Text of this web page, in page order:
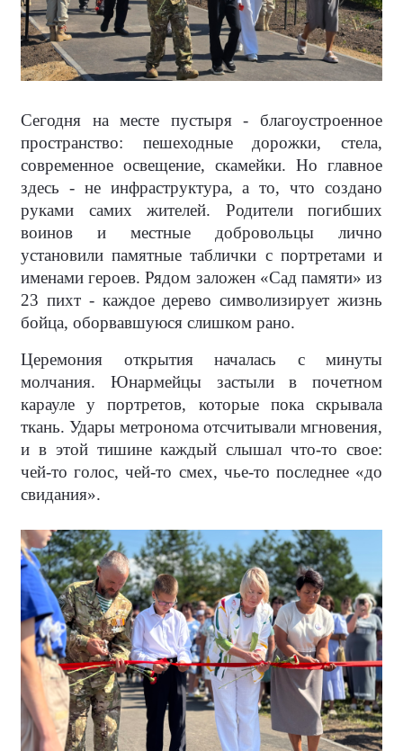
Сегодня на месте пустыря - благоустроенное
пространство: пешеходные дорожки, стела,
современное освещение, скамейки. Но главное
здесь - не инфраструктура, а то, что создано
руками самих жителей. Родители погибших
воинов и местные добровольцы лично
установили памятные таблички с портретами и
именами героев. Рядом заложен «Сад памяти» из
23 пихт - каждое дерево символизирует жизнь
бойца, оборвавшуюся слишком рано.
Церемония открытия началась с минуты
молчания. Юнармейцы застыли в почетном
карауле у портретов, которые пока скрывала
ткань. Удары метронома отсчитывали мгновения,
и в этой тишине каждый слышал что-то свое:
чей-то голос, чей-то смех, чье-то последнее «до
свидания».